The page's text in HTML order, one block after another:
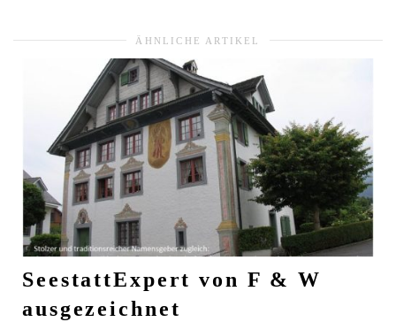
ÄHNLICHE ARTIKEL
SeestattExpert von F & W
ausgezeichnet